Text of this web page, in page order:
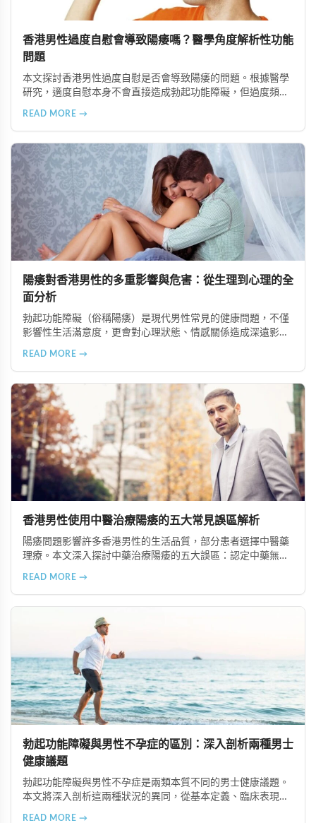
香港男性過度自慰會導致陽痿嗎？醫學角度解析性功能
問題
本文探討香港男性過度自慰是否會導致陽痿的問題。根據醫學
研究，適度自慰本身不會直接造成勃起功能障礙，但過度頻繁
等治療方案，建議保持適度頻率並專業諮詢。
READ MORE →
陽痿對香港男性的多重影響與危害：從生理到心理的全
面分析
勃起功能障礙（俗稱陽痿）是現代男性常見的健康問題，不僅
影響性生活滿意度，更會對心理狀態、情感關係造成深遠影
READ MORE →
香港男性使用中醫治療陽痿的五大常見誤區解析
陽痿問題影響許多香港男性的生活品質，部分患者選擇中醫藥
理療。本文深入探討中藥治療陽痿的五大誤區：認定中藥無副
READ MORE →
勃起功能障礙與男性不孕症的區別：深入剖析兩種男士
健康議題
勃起功能障礙與男性不孕症是兩類本質不同的男士健康議題。
本文將深入剖析這兩種狀況的異同，從基本定義、臨床表現、
READ MORE →